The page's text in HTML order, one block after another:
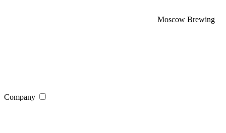
Moscow Brewing
Company